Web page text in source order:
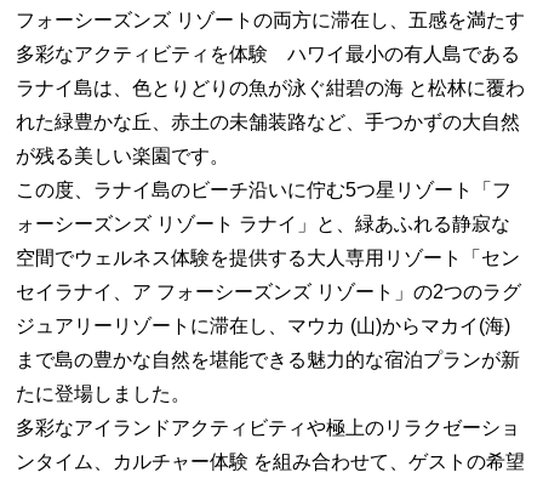
フォーシーズンズ リゾートの両方に滞在し、五感を満たす
多彩なアクティビティを体験 ハワイ最小の有人島である
ラナイ島は、色とりどりの魚が泳ぐ紺碧の海 と松林に覆わ
れた緑豊かな丘、赤土の未舗装路など、手つかずの大自然
が残る美しい楽園です。
この度、ラナイ島のビーチ沿いに佇む5つ星リゾート「フ
ォーシーズンズ リゾート ラナイ」と、緑あふれる静寂な
空間でウェルネス体験を提供する大人専用リゾート「セン
セイラナイ、ア フォーシーズンズ リゾート」の2つのラグ
ジュアリーリゾートに滞在し、マウカ (山)からマカイ(海)
まで島の豊かな自然を堪能できる魅力的な宿泊プランが新
たに登場しました。
多彩なアイランドアクティビティや極上のリラクゼーショ
ンタイム、カルチャー体験 を組み合わせて、ゲストの希望